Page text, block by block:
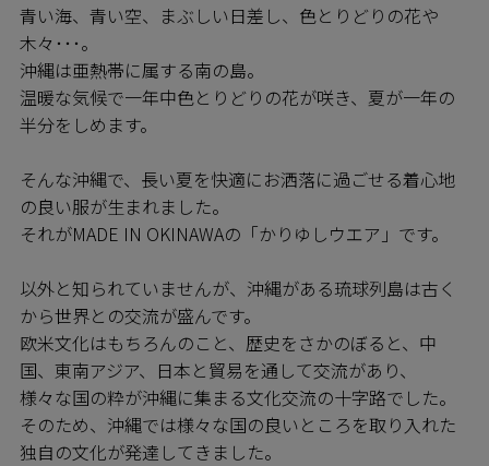
青い海、青い空、まぶしい日差し、色とりどりの花や
木々･･･。
沖縄は亜熱帯に属する南の島。
温暖な気候で一年中色とりどりの花が咲き、夏が一年の
半分をしめます。
そんな沖縄で、長い夏を快適にお洒落に過ごせる着心地
の良い服が生まれました。
それがMADE IN OKINAWAの「かりゆしウエア」です。
以外と知られていませんが、沖縄がある琉球列島は古く
から世界との交流が盛んです。
欧米文化はもちろんのこと、歴史をさかのぼると、中
国、東南アジア、日本と貿易を通して交流があり、
様々な国の粋が沖縄に集まる文化交流の十字路でした。
そのため、沖縄では様々な国の良いところを取り入れた
独自の文化が発達してきました。